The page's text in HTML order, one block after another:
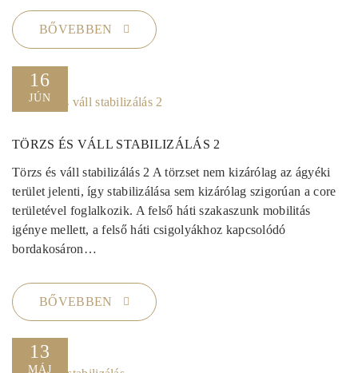
BŐVEBBEN
16
JÚN
TÖRZS ÉS VÁLL STABILIZÁLÁS 2
Törzs és váll stabilizálás 2 A törzset nem kizárólag az ágyéki
terület jelenti, így stabilizálása sem kizárólag szigorúan a core
területével foglalkozik. A felső háti szakaszunk mobilitás
igénye mellett, a felső háti csigolyákhoz kapcsolódó
bordakosáron…
BŐVEBBEN
13
MÁJ